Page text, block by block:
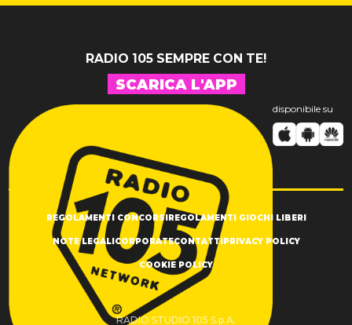
RADIO 105 SEMPRE CON TE!
SCARICA L'APP
disponibile su
REGOLAMENTI CONCORSIREGOLAMENTI GIOCHI LIBERI
NOTE LEGALICORPORATECONTATTIPRIVACY POLICY
COOKIE POLICY
RADIO STUDIO 105 S.p.A.